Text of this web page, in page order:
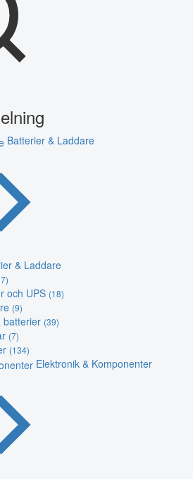
Batterier & Laddare
& Laddare
och UPS (18)
(9)
batterier (39)
(7)
(134)
Elektronik & Komponenter